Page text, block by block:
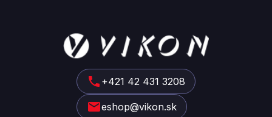
+421 42 431 3208
eshop@vikon.sk